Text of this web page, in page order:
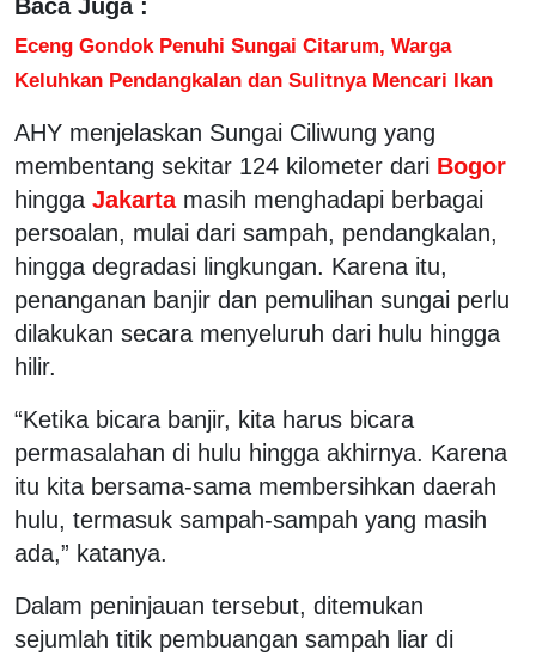
Baca Juga :
Eceng Gondok Penuhi Sungai Citarum, Warga
Keluhkan Pendangkalan dan Sulitnya Mencari Ikan
AHY menjelaskan Sungai Ciliwung yang
membentang sekitar 124 kilometer dari Bogor
hingga Jakarta masih menghadapi berbagai
persoalan, mulai dari sampah, pendangkalan,
hingga degradasi lingkungan. Karena itu,
penanganan banjir dan pemulihan sungai perlu
dilakukan secara menyeluruh dari hulu hingga
hilir.
“Ketika bicara banjir, kita harus bicara
permasalahan di hulu hingga akhirnya. Karena
itu kita bersama-sama membersihkan daerah
hulu, termasuk sampah-sampah yang masih
ada,” katanya.
Dalam peninjauan tersebut, ditemukan
sejumlah titik pembuangan sampah liar di